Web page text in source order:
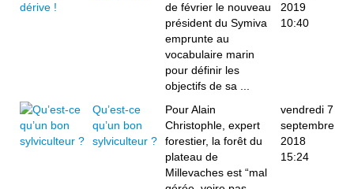
de février le nouveau
président du Symiva
emprunte au
vocabulaire marin
pour définir les
objectifs de sa ...
2019
10:40
Qu’est-ce
qu’un bon
sylviculteur ?
Pour Alain
Christophle, expert
forestier, la forêt du
plateau de
Millevaches est “mal
vendredi 7
septembre
2018
15:24